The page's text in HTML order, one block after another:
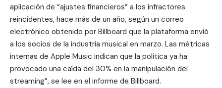
aplicación de “ajustes financieros” a los infractores
reincidentes, hace más de un año, según un correo
electrónico obtenido por Billboard que la plataforma envió
a los socios de la industria musical en marzo. Las métricas
internas de Apple Music indican que la política ya ha
provocado una caída del 30% en la manipulación del
streaming”, se lee en el informe de Billboard.